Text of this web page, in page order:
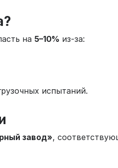
на 5–10% из-за:
испытаний.
завод»,